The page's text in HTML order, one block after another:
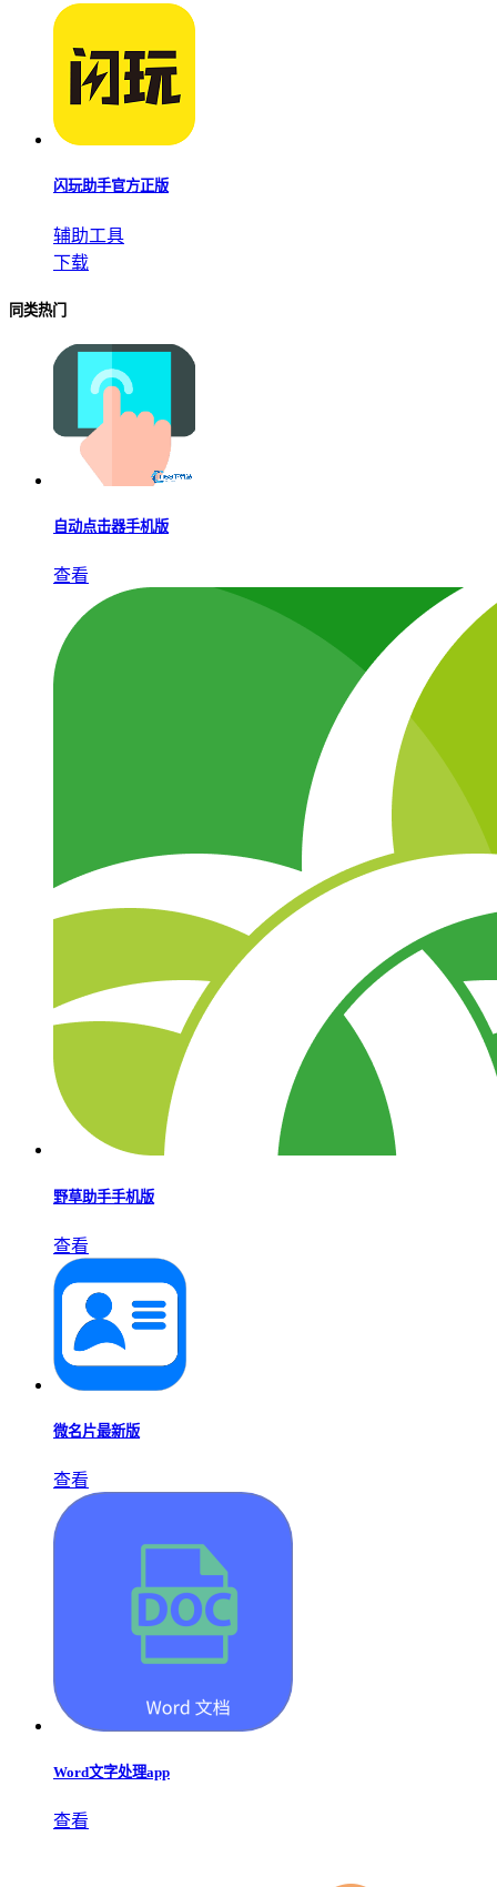
闪玩助手官方正版
辅助工具
下载
同类热门
自动点击器手机版
查看
野草助手手机版
查看
微名片最新版
查看
Word文字处理app
查看